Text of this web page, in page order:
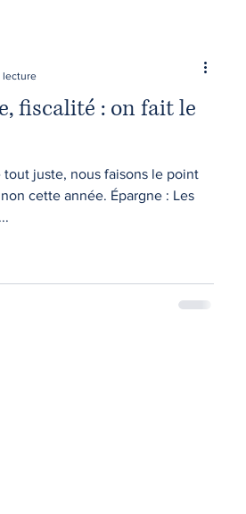
fiscalité : on fait le
tout juste, nous faisons le point
cette année. Épargne : Les
lecture